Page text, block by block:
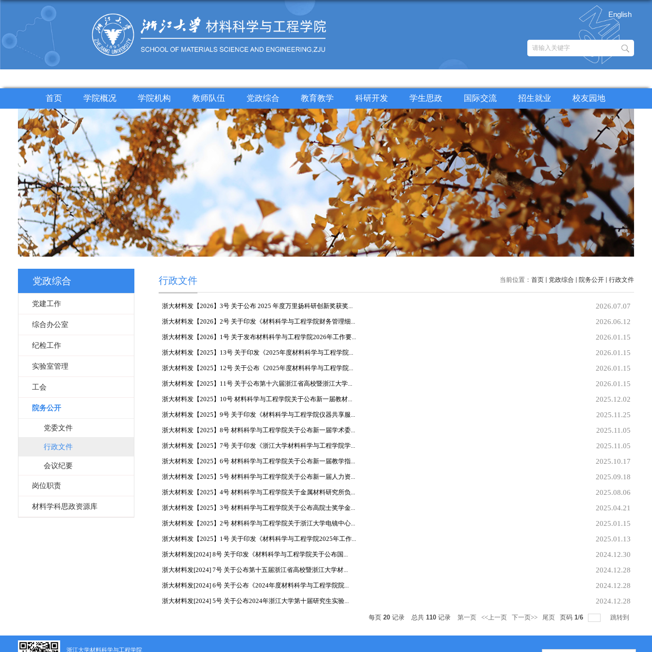
English
首页 学院概况 学院机构 教师队伍 党政综合 教育教学 科研开发 学生思政 国际交流 招生就业 校友园地
党政综合
党建工作
综合办公室
纪检工作
实验室管理
工会
院务公开
党委文件
行政文件
会议纪要
岗位职责
材料学科思政资源库
当前位置： 首页 党政综合 院务公开 行政文件
行政文件
浙大材料发【2026】3号 关于公布 2025 年度万里扬科研创新奖获奖... 2026.07.07
浙大材料发【2026】2号 关于印发《材料科学与工程学院财务管理细... 2026.06.12
浙大材料发【2026】1号 关于发布材料科学与工程学院2026年工作要... 2026.01.15
浙大材料发【2025】13号 关于印发《2025年度材料科学与工程学院... 2026.01.15
浙大材料发【2025】12号 关于公布《2025年度材料科学与工程学院... 2026.01.15
浙大材料发【2025】11号 关于公布第十六届浙江省高校暨浙江大学... 2026.01.15
浙大材料发【2025】10号 材料科学与工程学院关于公布新一届教材... 2025.12.02
浙大材料发【2025】9号 关于印发《材料科学与工程学院仪器共享服... 2025.11.25
浙大材料发【2025】8号 材料科学与工程学院关于公布新一届学术委... 2025.11.05
浙大材料发【2025】7号 关于印发《浙江大学材料科学与工程学院学... 2025.11.05
浙大材料发【2025】6号 材料科学与工程学院关于公布新一届教学指... 2025.10.17
浙大材料发【2025】5号 材料科学与工程学院关于公布新一届人力资... 2025.09.18
浙大材料发【2025】4号 材料科学与工程学院关于金属材料研究所负... 2025.08.06
浙大材料发【2025】3号 材料科学与工程学院关于公布高院士奖学金... 2025.04.21
浙大材料发【2025】2号 材料科学与工程学院关于浙江大学电镜中心... 2025.01.15
浙大材料发【2025】1号 关于印发《材料科学与工程学院2025年工作... 2025.01.13
浙大材料发[2024] 8号 关于印发《材料科学与工程学院关于公布国... 2024.12.30
浙大材料发[2024] 7号 关于公布第十五届浙江省高校暨浙江大学材... 2024.12.28
浙大材料发[2024] 6号 关于公布《2024年度材料科学与工程学院院... 2024.12.28
浙大材料发[2024] 5号 关于公布2024年浙江大学第十届研究生实验... 2024.12.28
每页 20 记录 总共 110 记录 第一页 <<上一页 下一页>> 尾页 页码 1/6 跳转到
浙江大学材料科学与工程学院